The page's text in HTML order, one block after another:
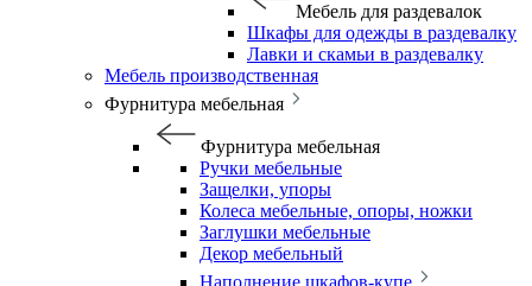
Мебель для раздевалок
Шкафы для одежды в раздевалку
Лавки и скамьи в раздевалку
Мебель производственная
Фурнитура мебельная
Фурнитура мебельная
Ручки мебельные
Защелки, упоры
Колеса мебельные, опоры, ножки
Заглушки мебельные
Декор мебельный
Наполнение шкафов-купе